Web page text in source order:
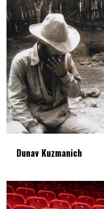
Dunav Kuzmanich